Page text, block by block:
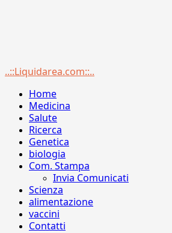
Menu
..::Liquidarea.com::..
Home
Medicina
Salute
Ricerca
Genetica
biologia
Com. Stampa
Invia Comunicati
Scienza
alimentazione
vaccini
Contatti